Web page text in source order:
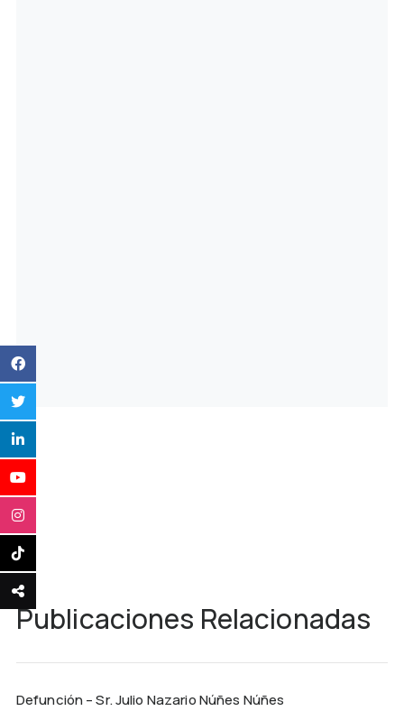
Publicaciones Relacionadas
Defunción – Sr. Julio Nazario Núñes Núñes